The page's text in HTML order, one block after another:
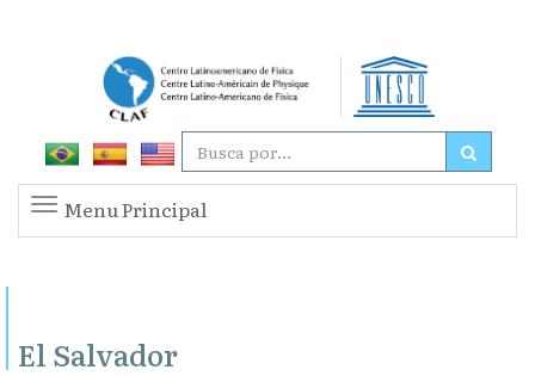
Menu Principal
El Salvador